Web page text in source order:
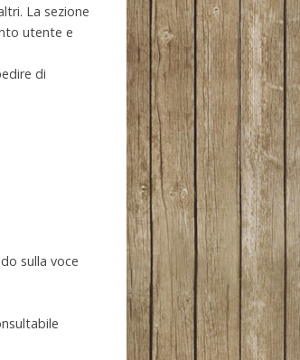
La sezione
utente e
di
sulla voce